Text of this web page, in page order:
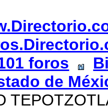
foros
de